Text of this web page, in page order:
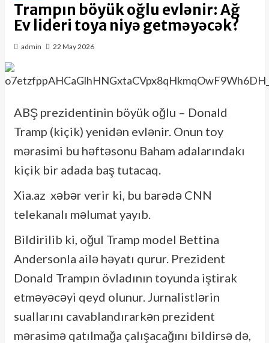
Trampın böyük oğlu evlənir: Ağ
Ev lideri toya niyə getməyəcək?
admin 22 May 2026
ABŞ prezidentinin böyük oğlu – Donald
Tramp (kiçik) yenidən evlənir. Onun toy
mərasimi bu həftəsonu Baham adalarındakı
kiçik bir adada baş tutacaq.
Xia.az xəbər verir ki, bu barədə CNN
telekanalı məlumat yayıb.
Bildirilib ki, oğul Tramp model Bettina
Andersonla ailə həyatı qurur. Prezident
Donald Trampın övladının toyunda iştirak
etməyəcəyi qeyd olunur. Jurnalistlərin
suallarını cavablandırarkən prezident
mərasimə qatılmağa çalışacağını bildirsə də,